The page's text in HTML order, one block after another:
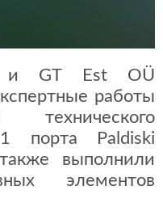
и GT Est OÜ
работы
порта Paldiski
выполнили
элементов